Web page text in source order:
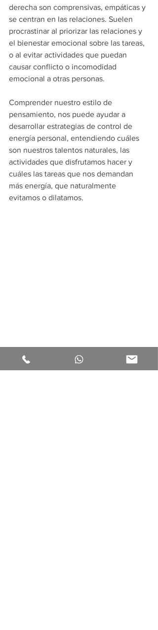
derecha son comprensivas, empáticas y
se centran en las relaciones. Suelen
procrastinar al priorizar las relaciones y
el bienestar emocional sobre las tareas,
o al evitar actividades que puedan
causar conflicto o incomodidad
emocional a otras personas.
Comprender nuestro estilo de
pensamiento, nos puede ayudar a
desarrollar estrategias de control de
energía personal, entendiendo cuáles
son nuestros talentos naturales, las
actividades que disfrutamos hacer y
cuáles las tareas que nos demandan
más energía, que naturalmente
evitamos o dilatamos.